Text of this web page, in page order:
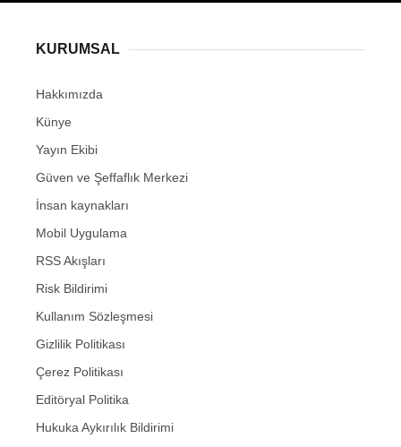
KURUMSAL
Hakkımızda
Künye
Yayın Ekibi
Güven ve Şeffaflık Merkezi
İnsan kaynakları
Mobil Uygulama
RSS Akışları
Risk Bildirimi
Kullanım Sözleşmesi
Gizlilik Politikası
Çerez Politikası
Editöryal Politika
Hukuka Aykırılık Bildirimi